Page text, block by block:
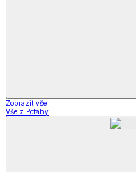
Zobrazit vše
Vše z Potahy